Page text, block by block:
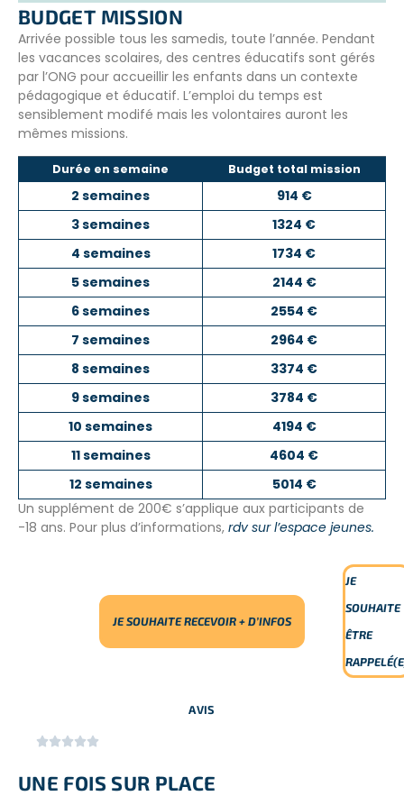
BUDGET MISSION
Arrivée possible tous les samedis, toute l’année. Pendant
les vacances scolaires, des centres éducatifs sont gérés
par l’ONG pour accueillir les enfants dans un contexte
pédagogique et éducatif. L’emploi du temps est
sensiblement modifé mais les volontaires auront les
mêmes missions.
Durée en semaine Budget total mission
2 semaines
914 €
3 semaines
1324 €
4 semaines
1734 €
5 semaines
2144 €
6 semaines
2554 €
7 semaines
2964 €
8 semaines
3374 €
9 semaines
3784 €
10 semaines
4194 €
11 semaines
4604 €
12 semaines
5014 €
Un supplément de 200€ s’applique aux participants de
-18 ans. Pour plus d’informations, rdv sur l’espace jeunes.
JE SOUHAITE RECEVOIR + D’INFOS
JE
SOUHAITE
ÊTRE
AVIS

UNE FOIS SUR PLACE